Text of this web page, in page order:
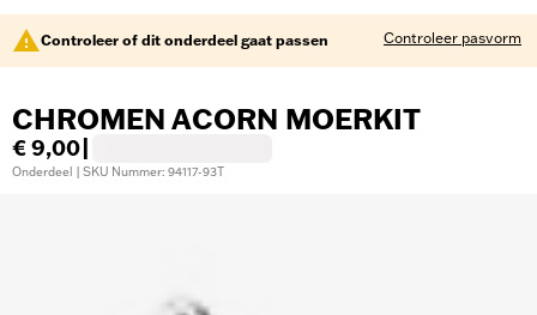
Controleer of dit onderdeel gaat passen Controleer pasvorm
CHROMEN ACORN MOERKIT
€ 9,00
Onderdeel | SKU Nummer: 94117-93T